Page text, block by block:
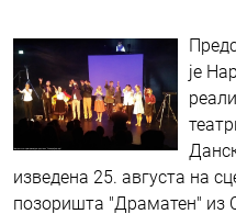
је
изведена 25. августа на
позоришта "Драматен" из